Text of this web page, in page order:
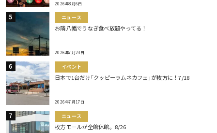
2026年8月6日
ニュース
お隣八幡でうなぎ食べ放題やってる！
2026年7月23日
イベント
日本で1台だけ｢クッピーラムネカフェ｣が枚方に！7/18
2026年7月17日
ニュース
枚方モールが全館休館。8/26